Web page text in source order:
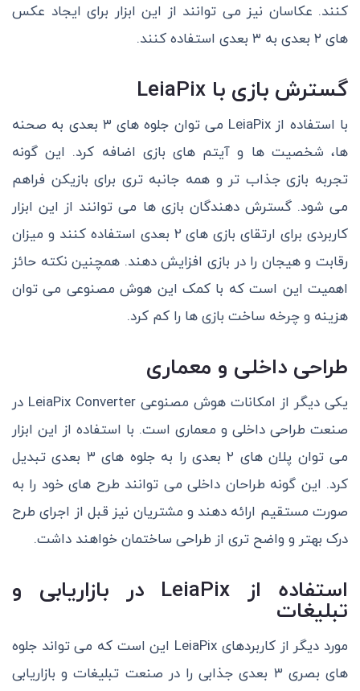
کنند. عکاسان نیز می توانند از این ابزار برای ایجاد عکس
های ۲ بعدی به ۳ بعدی استفاده کنند.
گسترش بازی با LeiaPix
با استفاده از LeiaPix می توان جلوه های ۳ بعدی به صحنه
ها، شخصیت ها و آیتم های بازی اضافه کرد‌. این گونه
تجربه بازی جذاب تر و همه جانبه تری برای بازیکن فراهم
می شود. گسترش دهندگان بازی ها می توانند از این ابزار
کاربردی برای ارتقای بازی های ۲ بعدی استفاده کنند و میزان
رقابت و هیجان را در بازی افزایش دهند. همچنین نکته حائز
اهمیت این است که با کمک این هوش مصنوعی می توان
هزینه و چرخه ساخت بازی ها را کم کرد.
طراحی داخلی و معماری
یکی دیگر از امکانات هوش مصنوعی LeiaPix Converter در
صنعت طراحی داخلی و معماری است. با استفاده از این ابزار
می توان پلان های ۲ بعدی را به جلوه های ۳ بعدی تبدیل
کرد. این گونه طراحان داخلی می توانند طرح های خود را به
صورت مستقیم ارائه دهند و مشتریان نیز قبل از اجرای طرح
درک بهتر و واضح تری از طراحی ساختمان خواهند داشت.
استفاده از LeiaPix در بازاریابی و
تبلیغات
مورد دیگر از کاربردهای LeiaPix این است که می تواند جلوه
های بصری ۳ بعدی جذابی را در صنعت تبلیغات و بازاریابی